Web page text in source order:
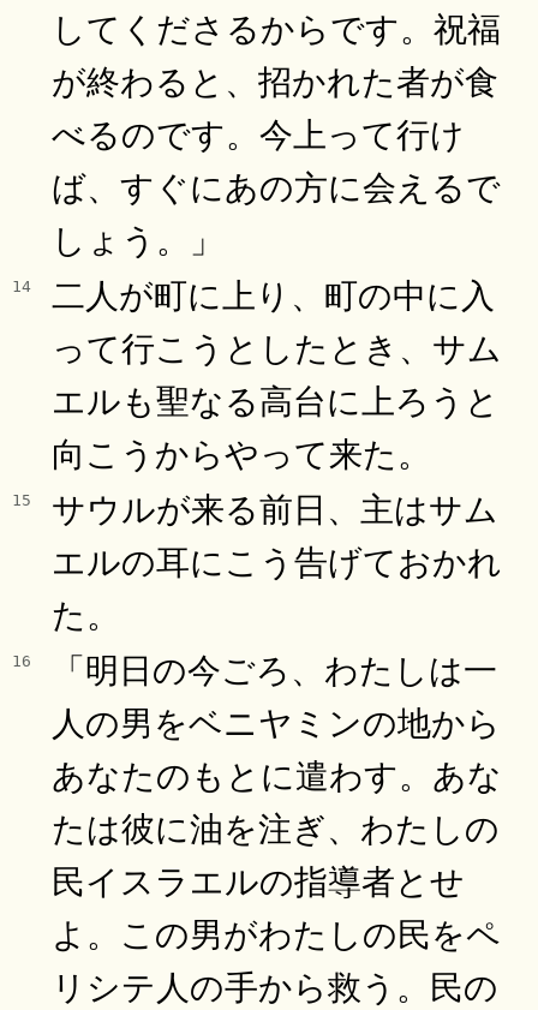
してくださるからです。祝福
が終わると、招かれた者が食
べるのです。今上って行け
ば、すぐにあの方に会えるで
しょう。」
14
二人が町に上り、町の中に入
って行こうとしたとき、サム
エルも聖なる高台に上ろうと
向こうからやって来た。
15
サウルが来る前日、主はサム
エルの耳にこう告げておかれ
た。
16
「明日の今ごろ、わたしは一
人の男をベニヤミンの地から
あなたのもとに遣わす。あな
たは彼に油を注ぎ、わたしの
民イスラエルの指導者とせ
よ。この男がわたしの民をペ
リシテ人の手から救う。民の